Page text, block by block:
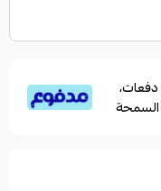
قسم دفعاتك بطريقة ميسرة إلى 4 وحتى 6 دفعات،
السمحة